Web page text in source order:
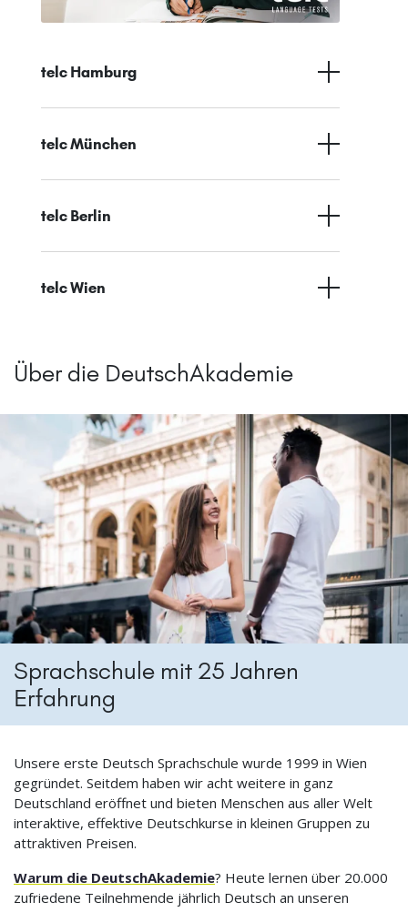
telc Hamburg
telc München
telc Berlin
telc Wien
Über die DeutschAkademie
Sprachschule mit 25 Jahren
Erfahrung
Unsere erste Deutsch Sprachschule wurde 1999 in Wien
gegründet. Seitdem haben wir acht weitere in ganz
Deutschland eröffnet und bieten Menschen aus aller Welt
interaktive, effektive Deutschkurse in kleinen Gruppen zu
attraktiven Preisen.
Warum die DeutschAkademie? Heute lernen über 20.000
zufriedene Teilnehmende jährlich Deutsch an unseren